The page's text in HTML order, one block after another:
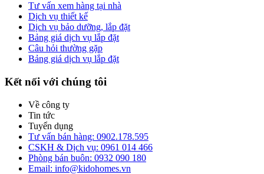
Tư vấn xem hàng tại nhà
Dịch vụ thiết kế
Dịch vụ bảo dưỡng, lắp đặt
Bảng giá dịch vụ lắp đặt
Câu hỏi thường gặp
Bảng giá dịch vụ lắp đặt
Kết nối với chúng tôi
Về công ty
Tin tức
Tuyển dụng
Tư vấn bán hàng: 0902.178.595
CSKH & Dịch vụ: 0961 014 466
Phòng bán buôn: 0932 090 180
Email: info@kidohomes.vn